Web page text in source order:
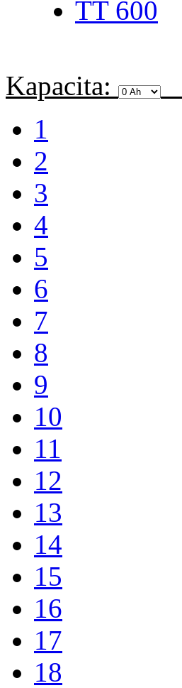
TT 600
Kapacita:
1
2
3
4
5
6
7
8
9
10
11
12
13
14
15
16
17
18